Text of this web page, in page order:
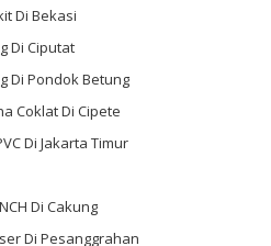
Di Bekasi
Di Ciputat
Di Pondok Betung
Coklat Di Cipete
Di Jakarta Timur
Di Cakung
Di Pesanggrahan